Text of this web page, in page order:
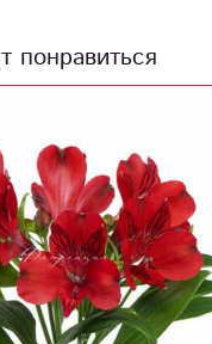
понравиться